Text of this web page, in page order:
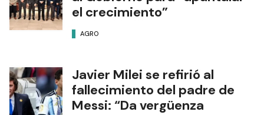
el crecimiento”
AGRO
Javier Milei se refirió al
fallecimiento del padre de
Messi: “Da vergüenza